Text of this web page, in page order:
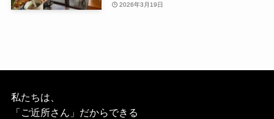
2026年3月19日
私たちは、
「ご近所さん」だからできる